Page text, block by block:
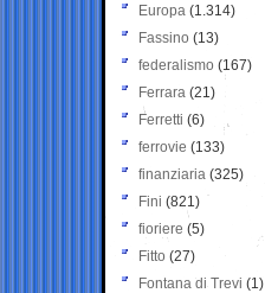
Europa (1.314)
Fassino (13)
federalismo (167)
Ferrara (21)
Ferretti (6)
ferrovie (133)
finanziaria (325)
Fini (821)
fioriere (5)
Fitto (27)
Fontana di Trevi (1)